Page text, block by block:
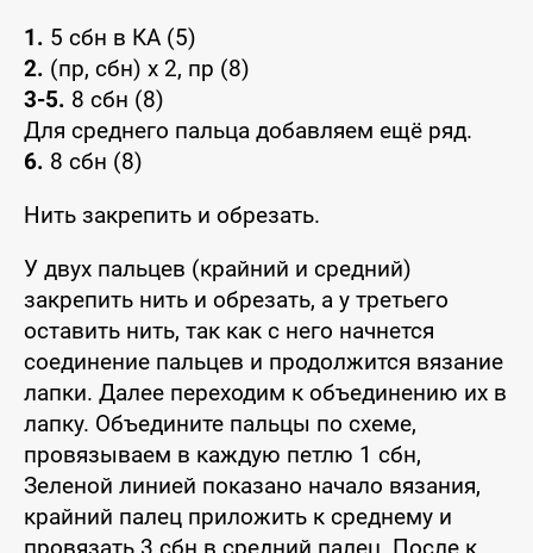
1. 5 сбн в КА (5)
2. (пр, сбн) x 2, пр (8)
3-5. 8 сбн (8)
Для среднего пальца добавляем ещё ряд.
6. 8 сбн (8)
Нить закрепить и обрезать.
У двух пальцев (крайний и средний)
закрепить нить и обрезать, а у третьего
оставить нить, так как с него начнется
соединение пальцев и продолжится вязание
лапки. Далее переходим к объединению их в
лапку. Объедините пальцы по схеме,
провязываем в каждую петлю 1 сбн,
Зеленой линией показано начало вязания,
крайний палец приложить к среднему и